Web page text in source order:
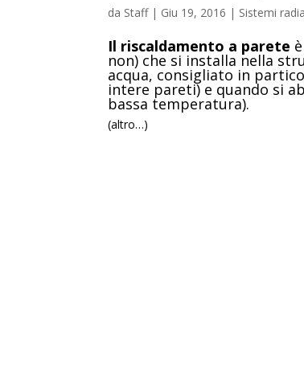
da Staff| Giu 19, 2016 | Sistemi
Il riscaldamento a parete
non) che si installa nella
acqua, consigliato in
intere pareti) e quando si
bassa temperatura).
(altro…)